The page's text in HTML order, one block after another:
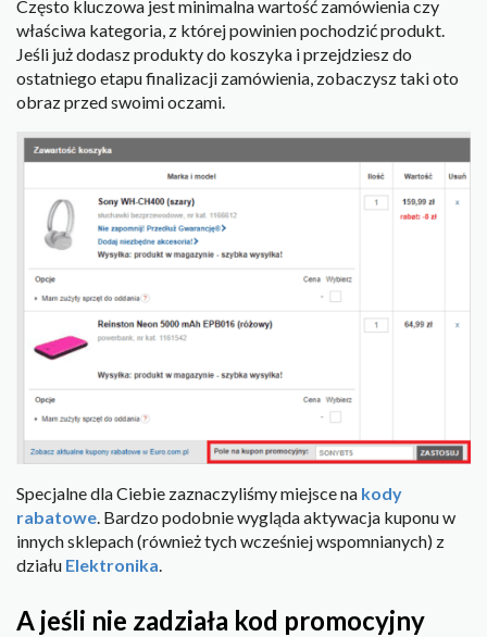
Często kluczowa jest minimalna wartość zamówienia czy
właściwa kategoria, z której powinien pochodzić produkt.
Jeśli już dodasz produkty do koszyka i przejdziesz do
ostatniego etapu finalizacji zamówienia, zobaczysz taki oto
obraz przed swoimi oczami.
Specjalne dla Ciebie zaznaczyliśmy miejsce na kody
rabatowe. Bardzo podobnie wygląda aktywacja kuponu w
innych sklepach (również tych wcześniej wspomnianych) z
działu Elektronika.
A jeśli nie zadziała kod promocyjny